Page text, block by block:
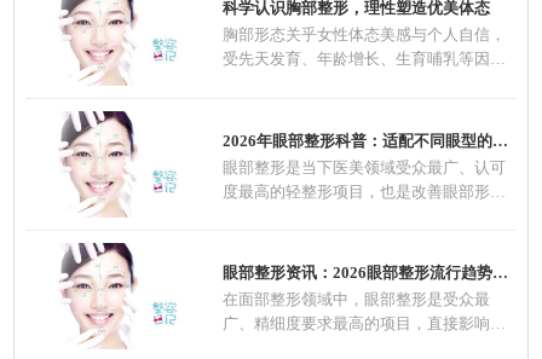
科学认识胸部整形，理性塑造优美体态
胸部形态关乎女性体态美感与个人自信，
受先天发育、年龄增长、生育哺乳等因素
2026年眼部整形科普：适配不同眼型的整形方案
眼部整形是当下医美领域受众最广、认可
度最高的轻整形项目，也是改善眼部形
眼部整形资讯：2026眼部整形流行趋势，自然定
在面部整形领域中，眼部整形是受众最
广、精细度要求最高的项目，直接影响面